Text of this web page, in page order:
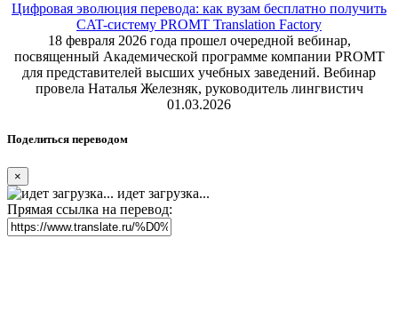
Цифровая эволюция перевода: как вузам бесплатно получить
CAT-систему PROMT Translation Factory
18 февраля 2026 года прошел очередной вебинар,
посвященный Академической программе компании PROMT
для представителей высших учебных заведений. Вебинар
провела Наталья Железняк, руководитель лингвистич
01.03.2026
Поделиться переводом
×
идет загрузка...
Прямая ссылка на перевод: